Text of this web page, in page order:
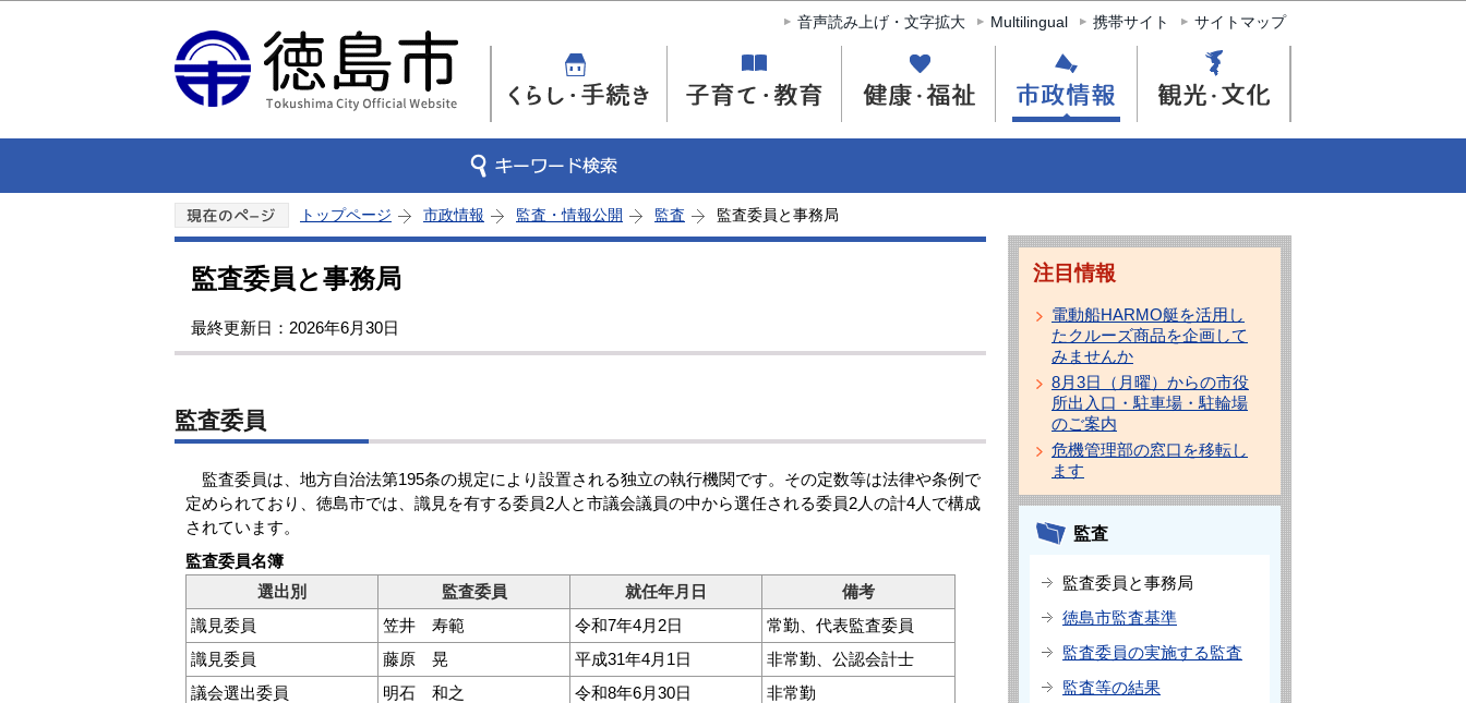
このページの本文へ移動
音声読み上げ・文字拡大 Multilingual 携帯サイト サイトマップ
トップページ 市政情報 監査・情報公開 監査 監査委員と事務局
監査委員と事務局
最終更新日：2026年6月30日
監査委員
監査委員は、地方自治法第195条の規定により設置される独立の執行機関です。その定数等は法律や条例で
定められており、徳島市では、識見を有する委員2人と市議会議員の中から選任される委員2人の計4人で構成
されています。
監査委員名簿
選出別
監査委員 就任年月日
備考
識見委員
笠井 寿範 令和7年4月2日
常勤、代表監査委員
識見委員
藤原 晃 平成31年4月1日
非常勤、公認会計士
議会選出委員
明石 和之 令和8年6月30日
非常勤
注目情報
電動船HARMO艇を活用し
たクルーズ商品を企画して
みませんか
8月3日（月曜）からの市役
所出入口・駐車場・駐輪場
のご案内
危機管理部の窓口を移転し
ます
監査
監査委員と事務局
徳島市監査基準
監査委員の実施する監査
監査等の結果